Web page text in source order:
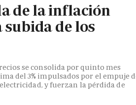
de la inflación
de los
se consolida por quinto mes
del 3% impulsados por el empuje
y fuerzan la pérdida de